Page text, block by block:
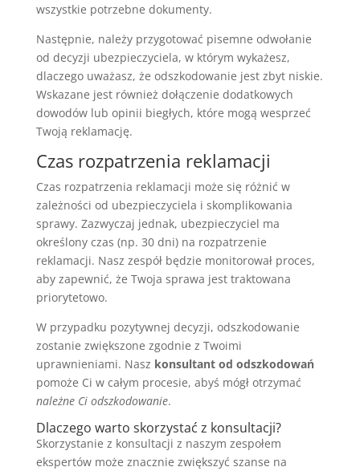
wszystkie potrzebne dokumenty.
Następnie, należy przygotować pisemne odwołanie
od decyzji ubezpieczyciela, w którym wykażesz,
dlaczego uważasz, że odszkodowanie jest zbyt niskie.
Wskazane jest również dołączenie dodatkowych
dowodów lub opinii biegłych, które mogą wesprzeć
Twoją reklamację.
Czas rozpatrzenia reklamacji
Czas rozpatrzenia reklamacji może się różnić w
zależności od ubezpieczyciela i skomplikowania
sprawy. Zazwyczaj jednak, ubezpieczyciel ma
określony czas (np. 30 dni) na rozpatrzenie
reklamacji. Nasz zespół będzie monitorował proces,
aby zapewnić, że Twoja sprawa jest traktowana
priorytetowo.
W przypadku pozytywnej decyzji, odszkodowanie
zostanie zwiększone zgodnie z Twoimi
uprawnieniami. Nasz konsultant od odszkodowań
pomoże Ci w całym procesie, abyś mógł otrzymać
należne Ci odszkodowanie.
Dlaczego warto skorzystać z konsultacji?
Skorzystanie z konsultacji z naszym zespołem
ekspertów może znacznie zwiększyć szanse na